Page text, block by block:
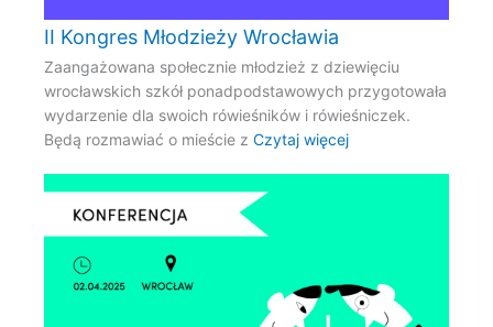
II Kongres Młodzieży Wrocławia
Zaangażowana społecznie młodzież z dziewięciu
wrocławskich szkół ponadpodstawowych przygotowała
wydarzenie dla swoich rówieśników i rówieśniczek.
Będą rozmawiać o mieście zCzytaj więcej